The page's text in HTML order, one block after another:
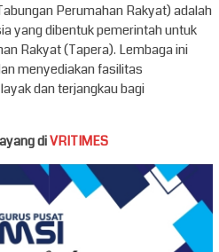
Perumahan Rakyat) adalah
yang dibentuk pemerintah untuk
Rakyat (Tapera). Lembaga ini
menyediakan fasilitas
dan terjangkau bagi
diVRITIMES